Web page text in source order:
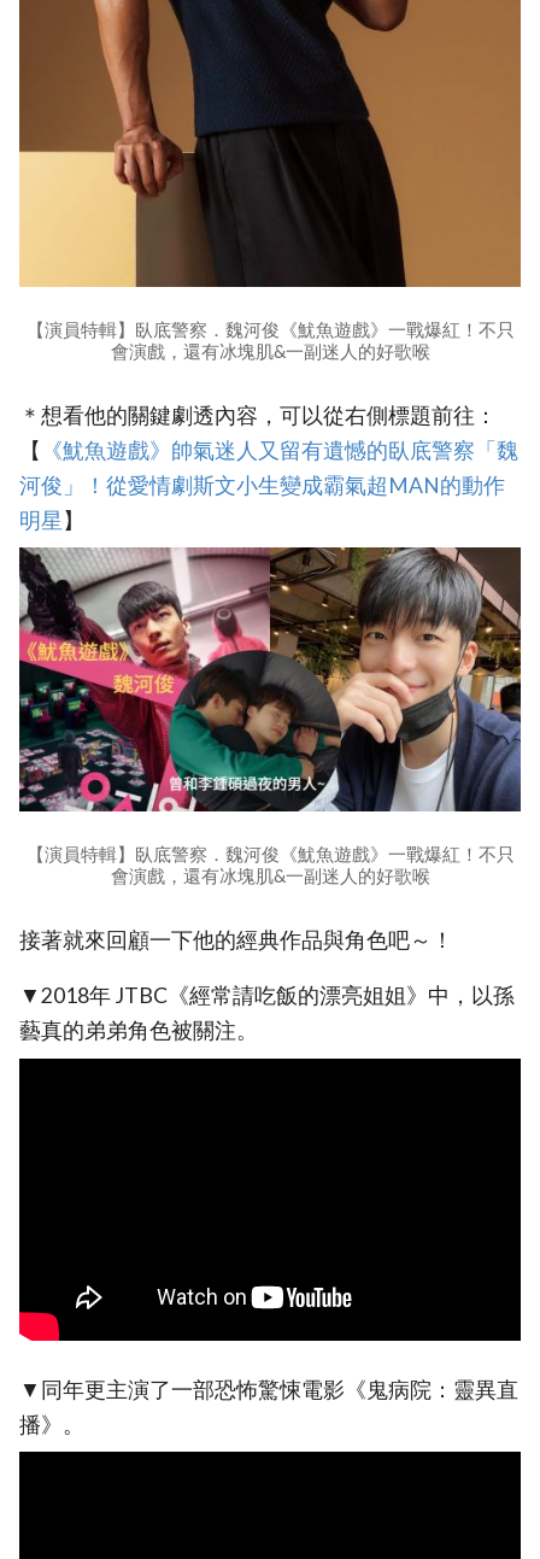
【演員特輯】臥底警察．魏河俊《魷魚遊戲》一戰爆紅！不只
會演戲，還有冰塊肌&一副迷人的好歌喉
＊想看他的關鍵劇透內容，可以從右側標題前往：
【 《魷魚遊戲》帥氣迷人又留有遺憾的臥底警察「魏
河俊」！從愛情劇斯文小生變成霸氣超MAN的動作
明星】
【演員特輯】臥底警察．魏河俊《魷魚遊戲》一戰爆紅！不只
會演戲，還有冰塊肌&一副迷人的好歌喉
接著就來回顧一下他的經典作品與角色吧～！
▼2018年 JTBC《經常請吃飯的漂亮姐姐》中，以孫
藝真的弟弟角色被關注。
▼同年更主演了一部恐怖驚悚電影《鬼病院：靈異直
播》。